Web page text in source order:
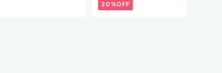
20%OFF